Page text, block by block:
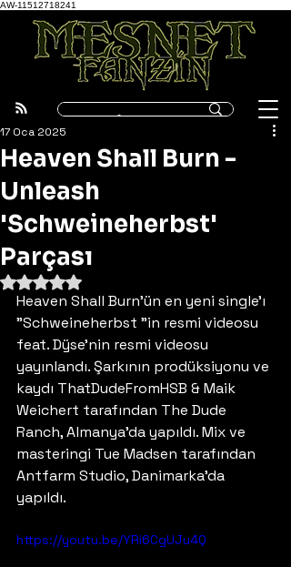
AW-11512718241
Heaven Shall Burn -
Unleash
'Schweineherbst'
Parçası
17 Oca 2025
5 üzerinden NaN yıldız
Heaven Shall Burn'ün en yeni single'ı
"Schweineherbst "in resmi videosu
feat. Dÿse'nin resmi videosu
yayınlandı. Şarkının prodüksiyonu ve
kaydı ThatDudeFromHSB & Maik
Weichert tarafından The Dude
Ranch, Almanya'da yapıldı. Mix ve
masteringi Tue Madsen tarafından
Antfarm Studio, Danimarka'da
yapıldı.
https://youtu.be/YRi6CgUJu4Q